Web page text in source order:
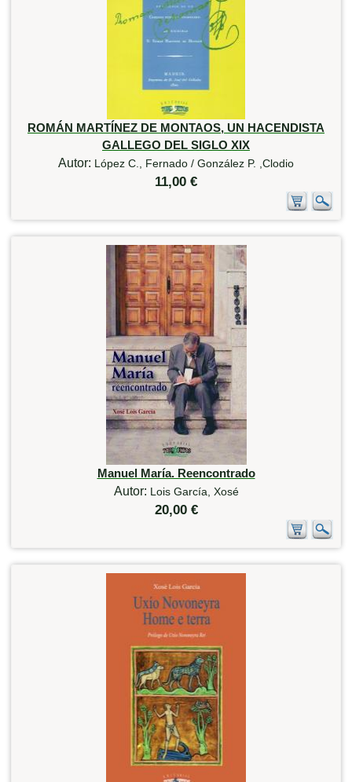
ROMÁN MARTÍNEZ DE MONTAOS, UN HACENDISTA
GALLEGO DEL SIGLO XIX
Autor: López C., Fernado / González P. ,Clodio
11,00 €
Manuel María. Reencontrado
Autor: Lois García, Xosé
20,00 €